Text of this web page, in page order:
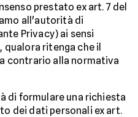
prestato ex art. 7 del
all'autorità di
Privacy) ai sensi
qualora ritenga che il
contrario alla normativa
di formulare una richiesta
dei dati personali ex art.